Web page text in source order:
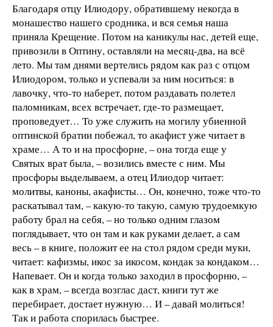
Благодаря отцу Илиодору, обратившему некогда в
монашество нашего сродника, и вся семья наша
приняла Крещение. Потом на каникулы нас, детей еще,
привозили в Оптину, оставляли на месяц-два, на всё
лето. Мы там днями вертелись рядом как раз с отцом
Илиодором, только и успевали за ним носиться: в
лавочку, что-то наберет, потом раздавать полетел
паломникам, всех встречает, где-то размещает,
проповедует… То уже служить на могилу убиенной
оптинской братии побежал, то акафист уже читает в
храме… А то и на просфорне, – она тогда еще у
Святых врат была, – возились вместе с ним. Мы
просфоры выделываем, а отец Илиодор читает:
молитвы, каноны, акафисты… Он, конечно, тоже что-то
раскатывал там, – какую-то такую, самую трудоемкую
работу брал на себя, – но только одним глазом
поглядывает, что он там и как руками делает, а сам
весь – в книге, положит ее на стол рядом среди муки,
читает: кафизмы, икос за икосом, кондак за кондаком…
Напевает. Он и когда только заходил в просфорню, –
как в храм, – всегда возглас даст, книги тут же
перебирает, достает нужную… И – давай молиться!
Так и работа спорилась быстрее.